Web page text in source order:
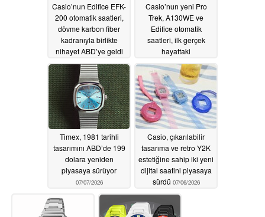
Casio’nun Edifice EFK-
200 otomatik saatleri,
dövme karbon fiber
kadranıyla birlikte
nihayet ABD’ye geldi
07/09/2026
Casio’nun yeni Pro
Trek, A130WE ve
Edifice otomatik
saatleri, ilk gerçek
hayattaki
görüntülerinde göz
kamaştırıyor07/07/2026
Timex, 1981 tarihli
tasarımını ABD’de 199
dolara yeniden
piyasaya sürüyor
07/07/2026
Casio, çıkarılabilir
tasarıma ve retro Y2K
estetiğine sahip iki yeni
dijital saatini piyasaya
sürdü 07/06/2026